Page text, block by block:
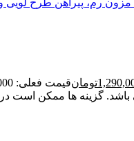
تومانقیمت فعلی: 1,290,000تومان.
باشد. گزینه ها ممکن است